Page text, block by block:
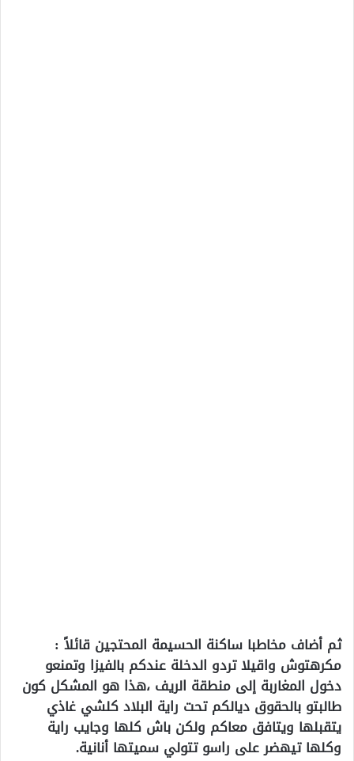
ثم أضاف مخاطبا ساكنة الحسيمة المحتجين قائلاً :
مكرهتوش واقيلا تردو الدخلة عندكم بالفيزا وتمنعو
دخول المغاربة إلى منطقة الريف ،هذا هو المشكل كون
طالبتو بالحقوق ديالكم تحت راية البلاد كلشي غاذي
يتقبلها ويتافق معاكم ولكن باش كلها وجايب راية
وكلها تيهضر على راسو تتولي سميتها أنانية.